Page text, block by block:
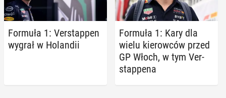
Formuła 1: Ver­stap­pen
wygrał w Ho­lan­dii
Formuła 1: Kary dla
wielu kie­row­ców przed
GP Włoch, w tym Ver­
stap­pe­na